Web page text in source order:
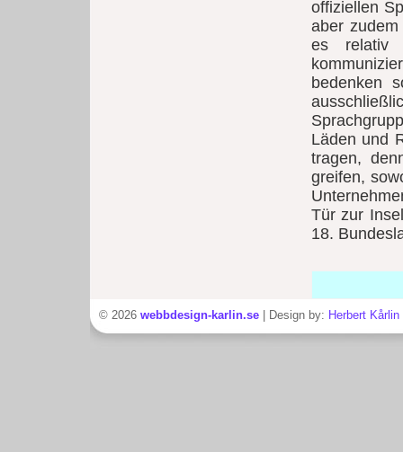
offiziellen
aber
es relativ
bedenken
Läden und
tragen,
greifen,
Tür zur
18.
© 2026 webbdesign-karlin.se | Design by: Herbert Kårlin